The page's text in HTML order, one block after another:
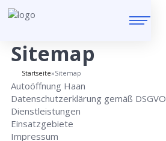
Sitemap
Startseite»Sitemap
Autoöffnung Haan
Datenschutzerklärung gemäß DSGVO
Dienstleistungen
Einsatzgebiete
Impressum